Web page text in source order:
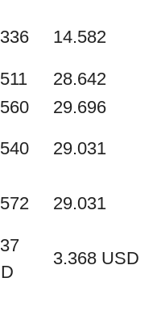
14.582
28.642
29.696
29.031
29.031
3.368 USD